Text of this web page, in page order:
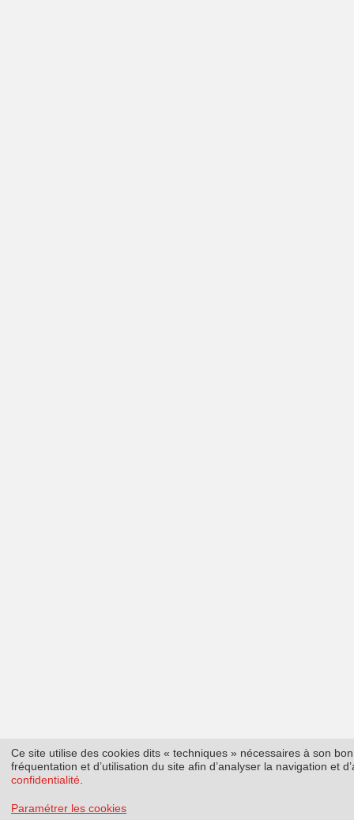
Ce site utilise des cookies dits « techniques » nécessaires à son
fréquentation et d’utilisation du site afin d’analyser la navigation et
confidentialité
Paramétrer les cookies